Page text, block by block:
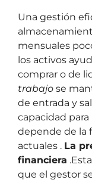
Una gestión
mensuales
los activos
comprar o de
trabajo se
de entrada y
capacidad
depende de la
actuales . La
financiera
que el gestor